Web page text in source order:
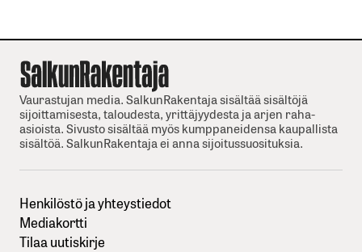
Vaurastujan media. SalkunRakentaja sisältää sisältöjä
sijoittamisesta, taloudesta, yrittäjyydesta ja arjen raha-
asioista. Sivusto sisältää myös kumppaneidensa kaupallista
sisältöä. SalkunRakentaja ei anna sijoitussuosituksia.
Henkilöstö ja yhteystiedot
Mediakortti
Tilaa uutiskirje